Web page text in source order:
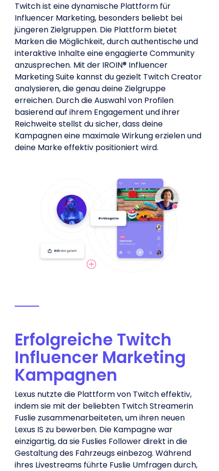
Twitch ist eine dynamische Plattform für
Influencer Marketing, besonders beliebt bei
jüngeren Zielgruppen. Die Plattform bietet
Marken die Möglichkeit, durch authentische und
interaktive Inhalte eine engagierte Community
anzusprechen. Mit der IROIN® Influencer
Marketing Suite kannst du gezielt Twitch Creator
analysieren, die genau deine Zielgruppe
erreichen. Durch die Auswahl von Profilen
basierend auf ihrem Engagement und ihrer
Reichweite stellst du sicher, dass deine
Kampagnen eine maximale Wirkung erzielen und
deine Marke effektiv positioniert wird.
Erfolgreiche Twitch
Influencer Marketing
Kampagnen
Lexus nutzte die Plattform von Twitch effektiv,
indem sie mit der beliebten Twitch Streamerin
Fuslie zusammenarbeiteten, um ihren neuen
Lexus IS zu bewerben. Die Kampagne war
einzigartig, da sie Fuslies Follower direkt in die
Gestaltung des Fahrzeugs einbezog. Während
ihres Livestreams führte Fuslie Umfragen durch,